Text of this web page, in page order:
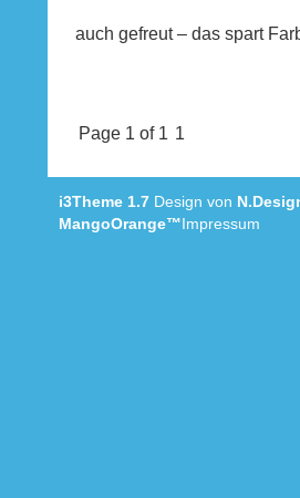
auch gefreut – das spart
Page 1 of 1 1
i3Theme 1.7 Design von
MangoOrange™Impressum